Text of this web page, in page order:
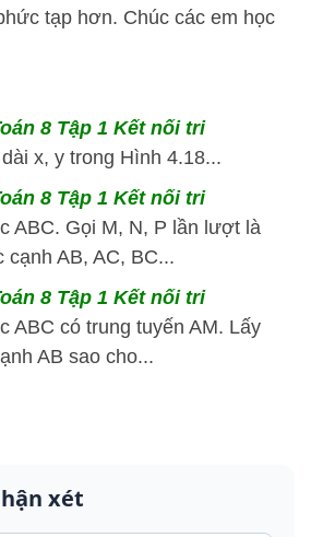
tạp hơn. Chúc các em học
8 Tập 1 Kết nối tri
x, y trong Hình 4.18...
8 Tập 1 Kết nối tri
ABC. Gọi M, N, P lần lượt là
cạnh AB, AC, BC...
8 Tập 1 Kết nối tri
ABC có trung tuyến AM. Lấy
AB sao cho...
xét